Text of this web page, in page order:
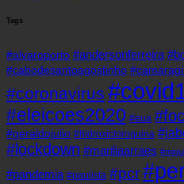
Tags
#alvaroporto #andersonferreira
#cabodesantoagostinho
#coronavirus
#eleicoes2020 #eua
#geraldojulio #hidroxicloroquina
#lockdown #mariliaarraes
#pandemia #paulista #pcr